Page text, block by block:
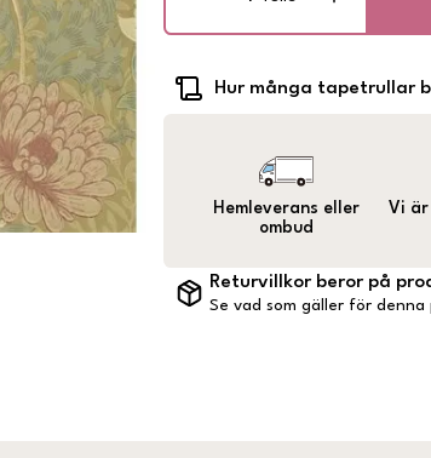
Hur många tapetrullar
Hemleverans eller
ombud
Vi är
Returvillkor beror på
Se vad som gäller för